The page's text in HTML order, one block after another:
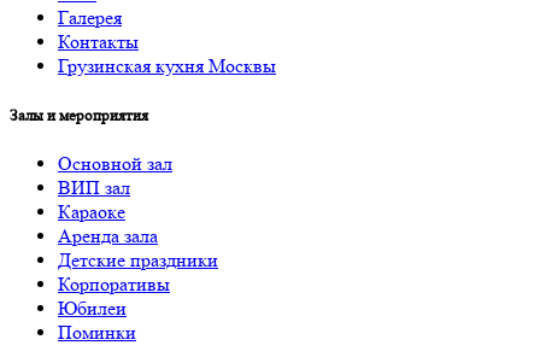
Галерея
Контакты
Грузинская кухня Москвы
Залы и мероприятия
Основной зал
ВИП зал
Караоке
Аренда зала
Детские праздники
Корпоративы
Юбилеи
Поминки